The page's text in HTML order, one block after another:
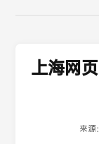
上海网
来源：